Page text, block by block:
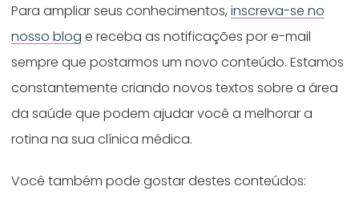
Para ampliar seus conhecimentos,inscreva-se no
nosso blog e receba as notificações por e-mail
sempre que postarmos um novo conteúdo. Estamos
constantemente criando novos textos sobre a área
da saúde que podem ajudar você a melhorar a
rotina na sua clínica médica.
Você também pode gostar destes conteúdos: